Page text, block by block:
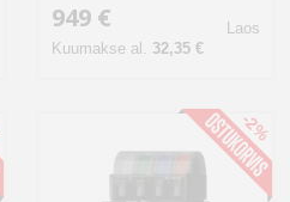
949 €
Kuumakse al. 32,35 €
Laos
-2%